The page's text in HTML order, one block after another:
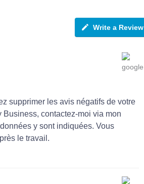
Write a Review
supprimer les avis négatifs de votre
Business, contactez-moi via mon
y sont indiquées. Vous
le travail.